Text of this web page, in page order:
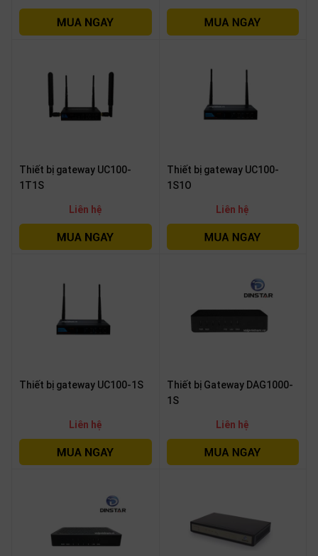
Thiết bị gateway UC100-
1T1S
Liên hệ
Thiết bị gateway UC100-
1S1O
Liên hệ
Thiết bị gateway UC100-1S
Liên hệ
Thiết bị Gateway DAG1000-
1S
Liên hệ